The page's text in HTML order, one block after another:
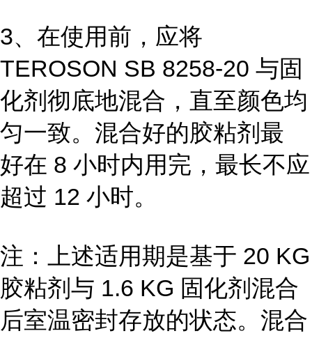
3、在使用前，应将
TEROSON SB 8258-20 与固
化剂彻底地混合，直至颜色均
匀一致。混合好的胶粘剂最
好在 8 小时内用完，最长不应
超过 12 小时。
注：上述适用期是基于 20 KG
胶粘剂与 1.6 KG 固化剂混合
后室温密封存放的状态。混合